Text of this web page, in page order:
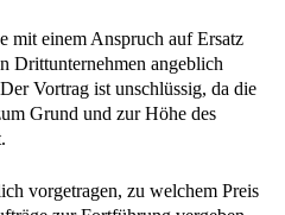
mit einem Anspruch auf Ersatz
Drittunternehmen angeblich
Vortrag ist unschlüssig, da die
Grund und zur Höhe des
vorgetragen, zu welchem Preis